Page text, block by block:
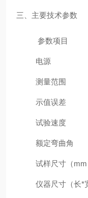
三、主要技术参数
参数项目
电源
测量范围
示值误差
试验速度
额定弯曲角
试样尺寸（mm
仪器尺寸（长*